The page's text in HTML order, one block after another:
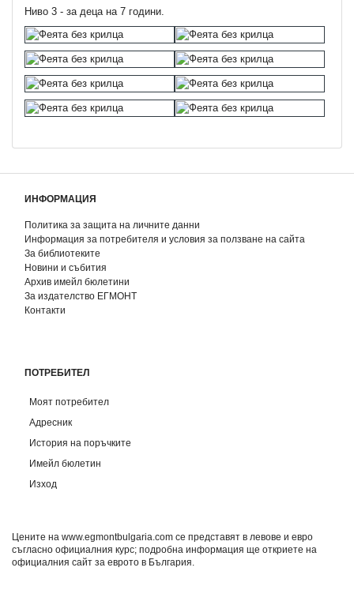
Ниво 3 - за деца на 7 години.
ИНФОРМАЦИЯ
Политика за защита на личните данни
Информация за потребителя и условия за ползване на сайта
За библиотеките
Новини и събития
Архив имейл бюлетини
За издателство ЕГМОНТ
Контакти
ПОТРЕБИТЕЛ
Моят потребител
Адресник
История на поръчките
Имейл бюлетин
Изход
Цените на www.egmontbulgaria.com се представят в левове и евро
съгласно официалния курс; подробна информация ще откриете на
официалния сайт за еврото в България